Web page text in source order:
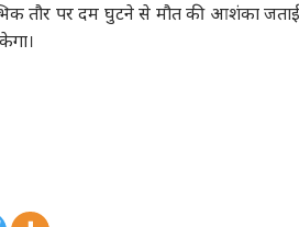
तौर पर दम घुटने से मौत की आशंका